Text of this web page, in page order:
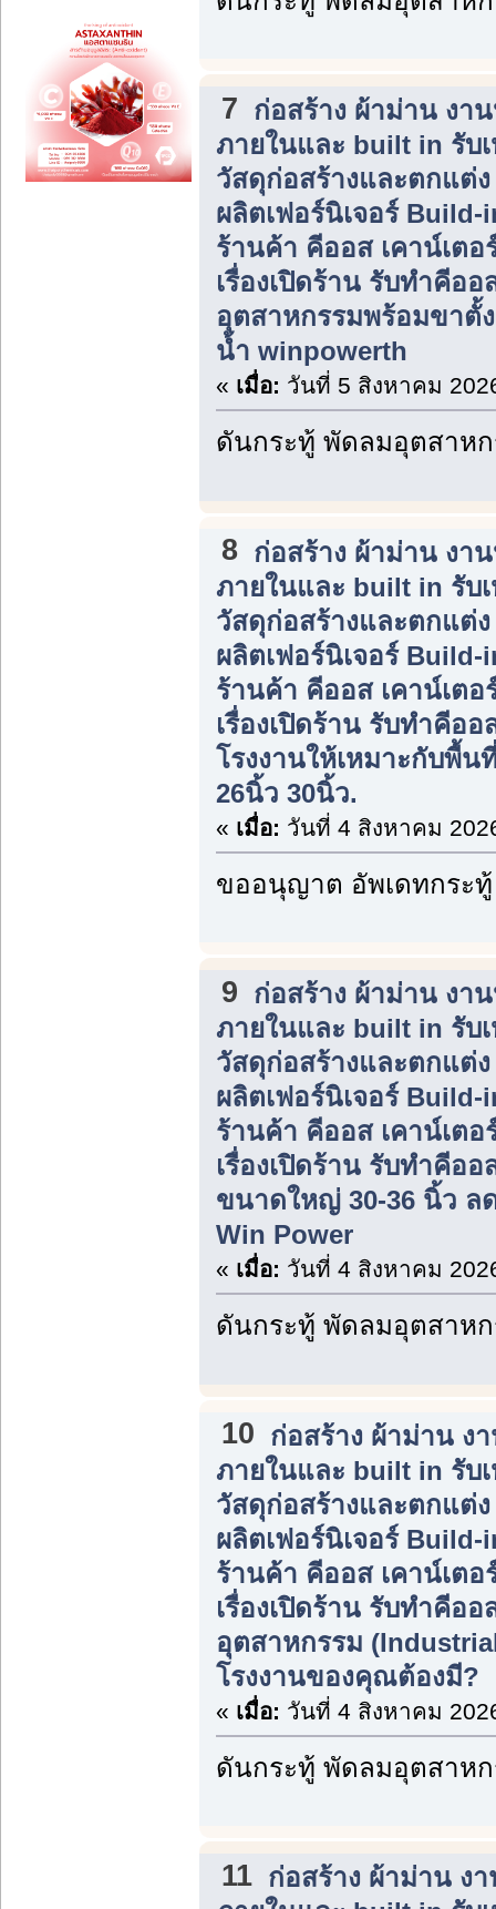
7 ก่อสร้าง ผ้าม่าน งา
ภายในและ built in รับ
วัสดุก่อสร้างและตกแต่
ผลิตเฟอร์นิเจอร์
ร้านค้า คีออส เคาน์เตอ
เรื่องเปิดร้าน รับทำคีออ
อุตสาหกรรมพร้อมขาตั้
น้ำ winpowerth
« เมื่อ: วันที่ 5 สิงหาคม
ดันกระทู้ พัดลมอุตสาห
8 ก่อสร้าง ผ้าม่าน งา
ภายในและ built in รับ
วัสดุก่อสร้างและตกแต่
ผลิตเฟอร์นิเจอร์
ร้านค้า คีออส เคาน์เตอ
เรื่องเปิดร้าน รับทำคีออ
โรงงานให้เหมาะกับพื้น
26นิ้ว 30นิ้ว.
« เมื่อ: วันที่ 4 สิงหาคม
ขออนุญาต อัพเดทกระทู้
9 ก่อสร้าง ผ้าม่าน งา
ภายในและ built in รับ
วัสดุก่อสร้างและตกแต่
ผลิตเฟอร์นิเจอร์
ร้านค้า คีออส เคาน์เตอ
เรื่องเปิดร้าน รับทำคีออ
ขนาดใหญ่ 30-36 นิ้ว ล
Win Power
« เมื่อ: วันที่ 4 สิงหาคม
ดันกระทู้ พัดลมอุตสาห
10 ก่อสร้าง ผ้าม่าน ง
ภายในและ built in รับ
วัสดุก่อสร้างและตกแต่
ผลิตเฟอร์นิเจอร์
ร้านค้า คีออส เคาน์เตอ
เรื่องเปิดร้าน รับทำคีออ
อุตสาหกรรม
โรงงานของคุณต้องมี?
« เมื่อ: วันที่ 4 สิงหาคม
ดันกระทู้ พัดลมอุตสาห
11 ก่อสร้าง ผ้าม่าน ง